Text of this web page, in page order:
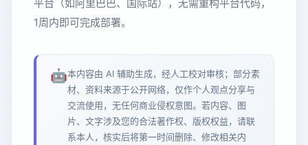
平台（如阿里巴巴、国际站），无需重构平台代码，
1周内即可完成部署。
🤖本内容由 AI 辅助生成，经人工校对审核；部分素
材、资料来源于公开网络，仅作个人观点分享与
交流使用，无任何商业侵权意图。若内容、图
片、文字涉及您的合法著作权、版权权益，请联
系本人，核实后将第一时间删除、修改相关内